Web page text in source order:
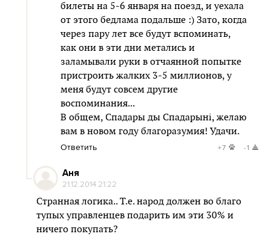
билеты на 5-6 января на поезд, и уехала
от этого бедлама подальше :) Зато, когда
через пару лет все будут вспоминать,
как они в эти дни метались и
заламывали руки в отчаянной попытке
пристроить жалких 3-5 миллионов, у
меня будут совсем другие
воспоминания...
В общем, Спадары ды Спадарыні, желаю
вам в новом году благоразумия! Удачи.
Ответить +7 -1
Аня
21.12.2014 21:22
Странная логика.. Т.е. народ должен во благо
тупых управленцев подарить им эти 30% и
ничего покупать?